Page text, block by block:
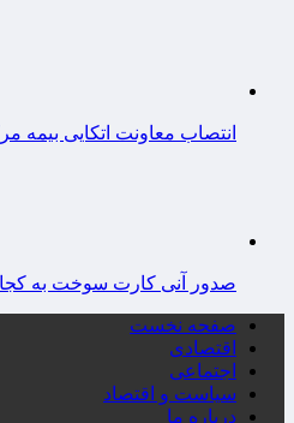
انتصاب معاونت اتکایی
صدور آنی کارت سوخت به
صفحه نخست
اقتصادی
اجتماعی
سیاست و اقتصاد
درباره ما